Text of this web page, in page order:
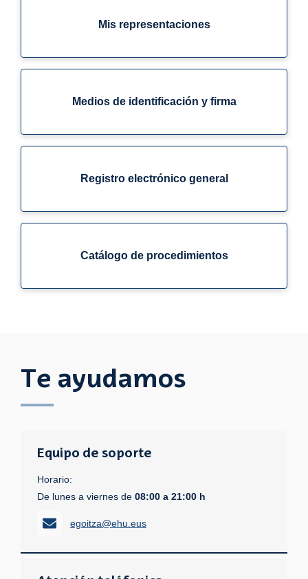
Mis representaciones
Medios de identificación y firma
Registro electrónico general
Catálogo de procedimientos
Te ayudamos
Equipo de soporte
Horario:
De lunes a viernes de 08:00 a 21:00 h
egoitza@ehu.eus